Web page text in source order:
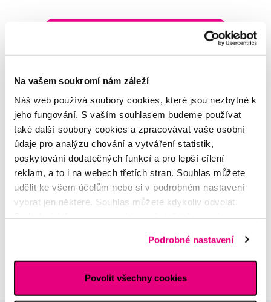
Na vašem soukromí nám záleží
Náš web používá soubory cookies, které jsou nezbytné k
jeho fungování. S vaším souhlasem budeme používat
také další soubory cookies a zpracovávat vaše osobní
údaje pro analýzu chování a vytváření statistik,
poskytování dodatečných funkcí a pro lepší cílení
reklam, a to i na webech třetích stran. Souhlas můžete
udělit ke všem účelům nebo si v podrobném nastavení
vybrat jen některé. Souhlas můžete kdykoliv odvolat.
Podrobné nastavení
Povolit všechny cookies
MDDr. Tomáš Pražák
Odborná zubní konzultace –
Alena Růžičková
odborná konzultace dětského
atestovaná lékařka